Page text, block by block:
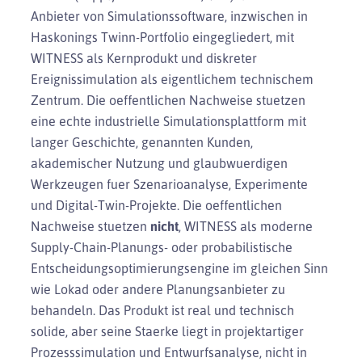
Anbieter von Simulationssoftware, inzwischen in
Haskonings Twinn-Portfolio eingegliedert, mit
WITNESS als Kernprodukt und diskreter
Ereignissimulation als eigentlichem technischem
Zentrum. Die oeffentlichen Nachweise stuetzen
eine echte industrielle Simulationsplattform mit
langer Geschichte, genannten Kunden,
akademischer Nutzung und glaubwuerdigen
Werkzeugen fuer Szenarioanalyse, Experimente
und Digital-Twin-Projekte. Die oeffentlichen
Nachweise stuetzen nicht, WITNESS als moderne
Supply-Chain-Planungs- oder probabilistische
Entscheidungsoptimierungsengine im gleichen Sinn
wie Lokad oder andere Planungsanbieter zu
behandeln. Das Produkt ist real und technisch
solide, aber seine Staerke liegt in projektartiger
Prozesssimulation und Entwurfsanalyse, nicht in